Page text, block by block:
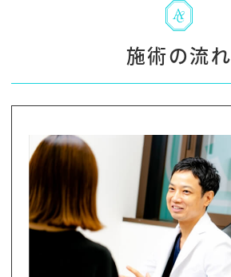
施術の流れ